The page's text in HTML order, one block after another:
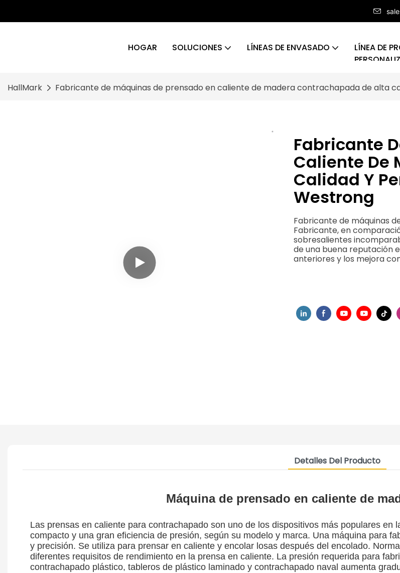
HOGAR SOLUCIONES LÍNEAS DE ENVASADO
LÍNEA DE
HallMark Fabricante de máquinas de prensado en caliente de madera contrachapada de alta
Fabricante
Caliente De
Calidad Y
Westrong
Fabricante de máquinas
Fabricante, en
sobresalientes
de una buena reputación
anteriores y los mejora
Detalles Del Producto
Máquina de prensado en caliente de
Las prensas en caliente para contrachapado son uno de los dispositivos más populares
compacto y una gran eficiencia de presión, según su modelo y marca. Una máquina para
y precisión. Se utiliza para prensar en caliente y encolar losas después del encolado.
diferentes requisitos de rendimiento en la prensa en caliente. La presión requerida para
contrachapado plástico, tableros de plástico laminado y contrachapado naval aumenta